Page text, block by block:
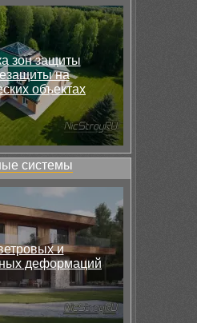
зон защиты
на
объектах
системы
и
деформаций